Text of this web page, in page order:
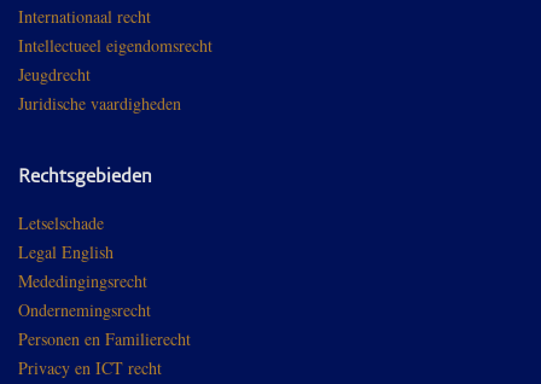
Internationaal recht
Intellectueel eigendomsrecht
Jeugdrecht
Juridische vaardigheden
Rechtsgebieden
Letselschade
Legal English
Mededingingsrecht
Ondernemingsrecht
Personen en Familierecht
Privacy en ICT recht